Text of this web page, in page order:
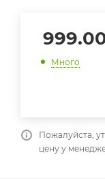
Много
Пожалуйста,
цену у